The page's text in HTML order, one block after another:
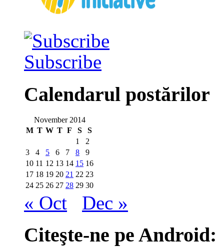
Subscribe
Calendarul postărilor
November 2014
M T W T F S
S
1
2
3
4 5 6 7 8
9
10 11 12 13 14 15 16
17 18 19 20 21 22 23
24 25 26 27 28 29 30
« Oct Dec »
Citeşte-ne pe Android: